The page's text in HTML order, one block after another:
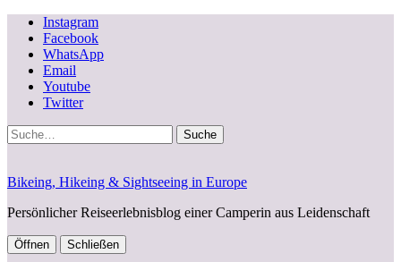
Instagram
Facebook
WhatsApp
Email
Youtube
Twitter
Suche
Bikeing, Hikeing & Sightseeing in Europe
Persönlicher Reiseerlebnisblog einer Camperin aus Leidenschaft
Öffnen Schließen